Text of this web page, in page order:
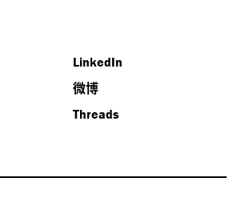
LinkedIn
微博
Threads